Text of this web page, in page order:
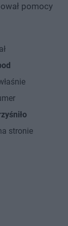
pomocy
stronie